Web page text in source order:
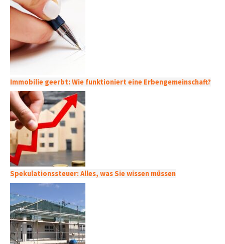
Immobilie geerbt: Wie funktioniert eine Erbengemeinschaft?
Spekulationssteuer: Alles, was Sie wissen müssen